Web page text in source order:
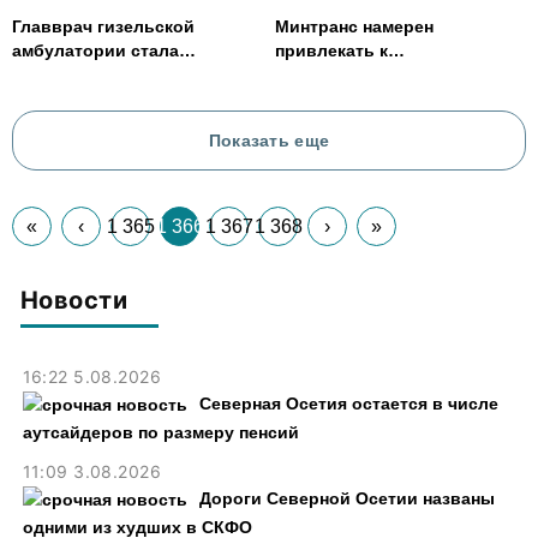
Новости
16:22 5.08.2026
Северная Осетия остается в числе
аутсайдеров по размеру пенсий
11:09 3.08.2026
Дороги Северной Осетии названы
одними из худших в СКФО
Главврач гизельской
амбулатории стала
Минтранс намерен
привлекать к
время
Показать еще
« ‹ 1 365 1 366 1 3671 368 › »